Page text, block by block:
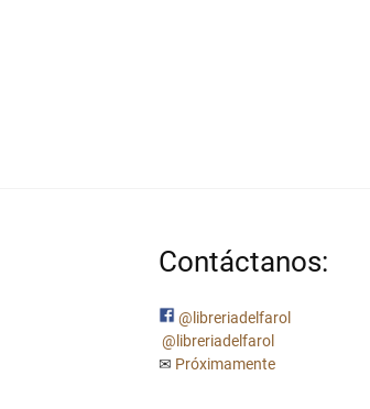
Contáctanos:
@libreriadelfarol
@libreriadelfarol
✉ Próximamente